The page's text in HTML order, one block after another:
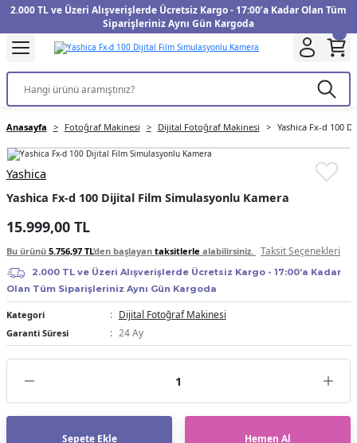
2.000 TL ve Üzeri Alışverişlerde Ücretsiz Kargo - 17:00’a Kadar Olan Tüm
Siparişleriniz Aynı Gün Kargoda
Geri Dön
Aksesuarları
Geri Dön
Geri Dön
Geri Dön
Geri Dön
Geri Dön
Geri Dön
Geri Dön
Geri Dön
Geri Dön
Geri Dön
Geri Dön
Anasayfa Fotoğraf Makinesi Dijital Fotoğraf Makinesi Yashica Fx-d 100
Yashica
Yashica Fx-d 100 Dijital Film Simulasyonlu Kamera
15.999,00 TL
Bu ürünü 5.756,97 TL’den başlayan taksitlerle alabilirsiniz. Taksit Seçenekleri
2.000 TL ve Üzeri Alışverişlerde Ücretsiz Kargo - 17:00’a Kadar
Olan Tüm Siparişleriniz Aynı Gün Kargoda
Kategori Dijital Fotoğraf Makinesi
Garanti Süresi 24 Ay
Sepete Ekle Hemen Al